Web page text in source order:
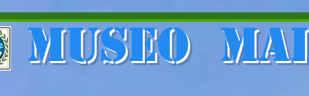
Museo​